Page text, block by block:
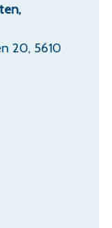
20, 5610